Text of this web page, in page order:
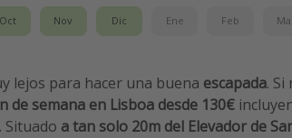
Oct Nov Dic Ene Feb
lejos para hacer una buena escapada.
de semana en Lisboa desde 130€
. Situado a tan solo 20m del Elevador de